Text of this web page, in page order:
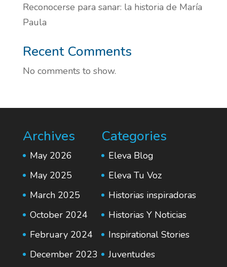
Reconocerse para sanar: la historia de María
Paula
Recent Comments
No comments to show.
Archives
May 2026
May 2025
March 2025
October 2024
February 2024
December 2023
Categories
Eleva Blog
Eleva Tu Voz
Historias inspiradoras
Historias Y Noticias
Inspirational Stories
Juventudes